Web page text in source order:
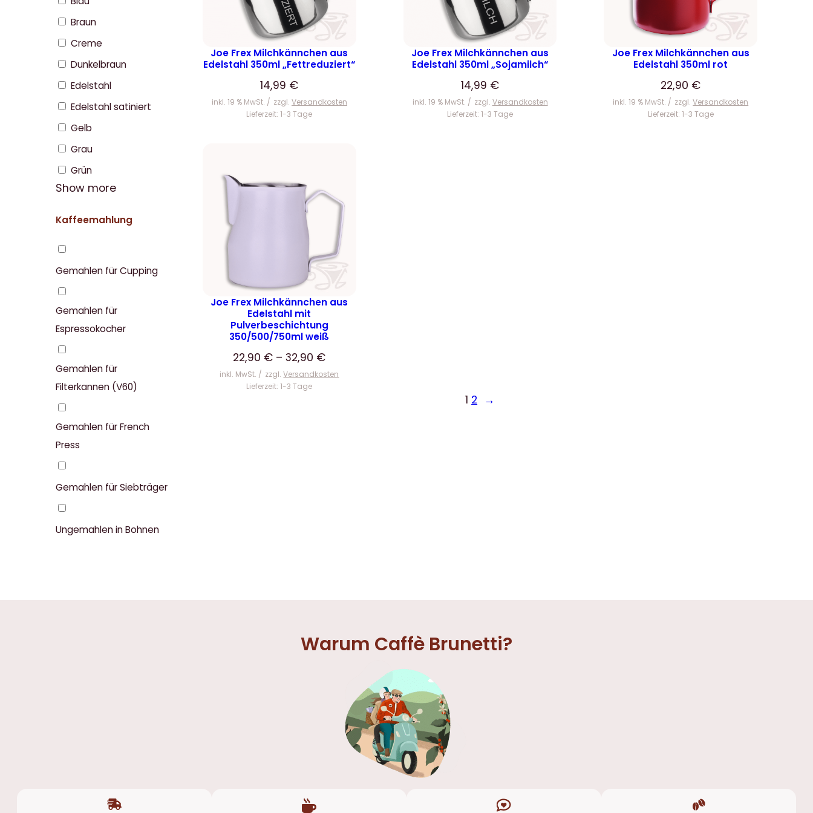
Braun
Creme
Dunkelbraun
Edelstahl
Edelstahl satiniert
Gelb
Grau
Grün
Show more
Kaffeemahlung
Gemahlen für Cupping
Gemahlen für
Espressokocher
Gemahlen für
Filterkannen (V60)
Gemahlen für French
Press
Gemahlen für Siebträger
Ungemahlen in Bohnen
0
€
Joe Frex Milchkännchen aus
Edelstahl 350ml „Fettreduziert“
14,99 €
inkl. 19 % MwSt. zzgl. Versandkosten
Lieferzeit:1-3 Tage
Joe Frex Milchkännchen aus
Edelstahl 350ml „Sojamilch“
14,99 €
inkl. 19 % MwSt. zzgl. Versandkosten
Lieferzeit:1-3 Tage
Joe Frex Milchkännchen aus
Edelstahl 350ml rot
22,90 €
inkl. 19 % MwSt. zzgl.Versandkosten
Lieferzeit: 1-3 Tage
Joe Frex Milchkännchen aus
Edelstahl mit
Pulverbeschichtung
350/500/750ml weiß
22,90 € –32,90 €
inkl. MwSt. zzgl.Versandkosten
Lieferzeit:1-3 Tage
1 2 →
Warum Caffè Brunetti?